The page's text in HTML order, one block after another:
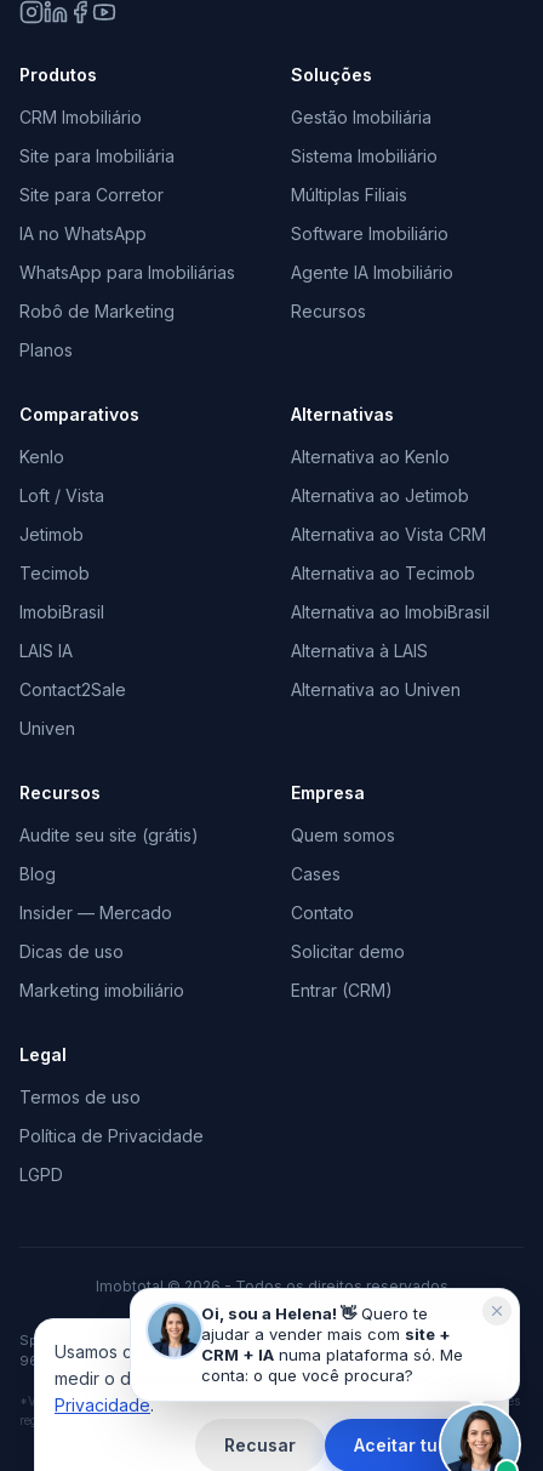
Produtos
CRM Imobiliário
Site para Imobiliária
Site para Corretor
IA no WhatsApp
WhatsApp para Imobiliárias
Robô de Marketing
Planos
Soluções
Gestão Imobiliária
Sistema Imobiliário
Múltiplas Filiais
Software Imobiliário
Agente IA Imobiliário
Recursos
Comparativos
Kenlo
Loft / Vista
Jetimob
Tecimob
ImobiBrasil
LAIS IA
Contact2Sale
Univen
Alternativas
Alternativa ao Kenlo
Alternativa ao Jetimob
Alternativa ao Vista CRM
Alternativa ao Tecimob
Alternativa ao ImobiBrasil
Alternativa à LAIS
Alternativa ao Univen
Recursos
Audite seu site (grátis)
Blog
Insider — Mercado
Dicas de uso
Marketing imobiliário
Empresa
Quem somos
Cases
Contato
Solicitar demo
Entrar (CRM)
Legal
Termos de uso
Política de Privacidade
LGPD
Imobtotal © 2026 - Todos os direitos reservados
Feito com♥para o mercado imobiliário
Space Tecnologia em Marketing e Vendas LTDA · CNPJ 37.378.306/0001-
96 · Cachoeira do Sul/RS
*VGV acumulado de imobiliárias clientes desde 2010, considerando vendas e locações
registradas no sistema ImobTotal.
Oi, sou a Helena! 👋Quero te
ajudar a vender mais com site +
CRM + IA numa plataforma só. Me
conta: o que você procura?
Usamos cookies pra melhorar sua experiência e
medir o desempenho do site. Veja nossa Política de
Privacidade.
Recusar
Aceitar tudo